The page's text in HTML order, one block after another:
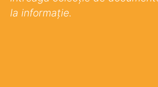
la informaţie.